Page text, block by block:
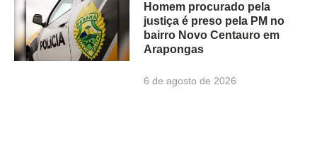
Homem procurado pela
justiça é preso pela PM no
bairro Novo Centauro em
Arapongas
6 de agosto de 2026